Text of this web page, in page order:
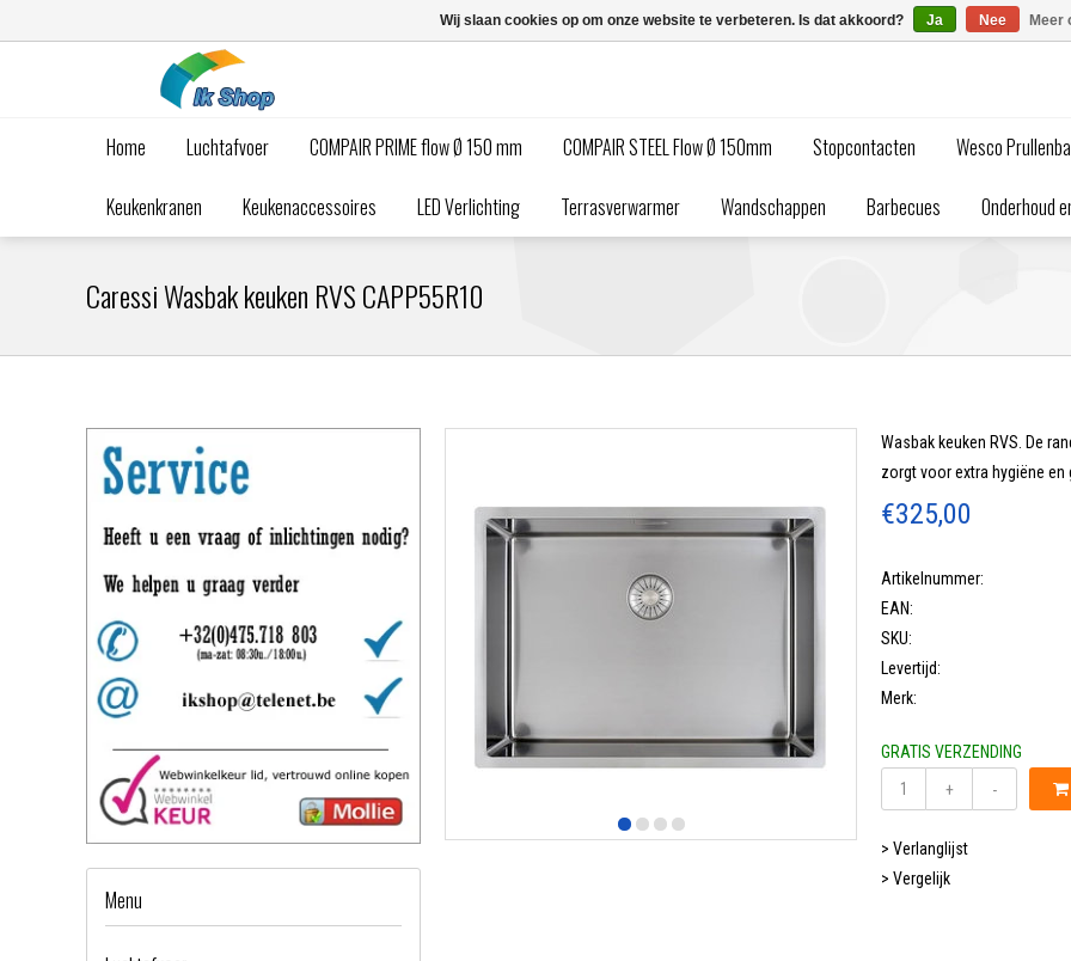
Home Luchtafvoer COMPAIR PRIME flow Ø 150 mm COMPAIR STEEL Flow Ø 150mm Stopcontacten Wesco
Keukenkranen Keukenaccessoires LED Verlichting Terrasverwarmer Wandschappen Barbecues Onderhoud
Caressi Wasbak keuken RVS CAPP55R10
Wasbak keuken RVS. De
zorgt voor extra hygiëne en
€325,00
Artikelnummer:
EAN:
SKU:
Levertijd:
Merk:
GRATIS VERZENDING
+
-
> Verlanglijst
> Vergelijk
Menu
Wij slaan cookies op om onze website te verbeteren. Is dat akkoord? Ja Nee Meer